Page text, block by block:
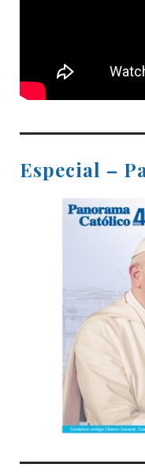
Especial –